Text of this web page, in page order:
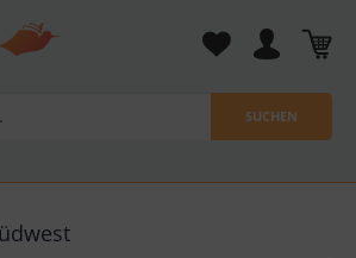
SUCHEN